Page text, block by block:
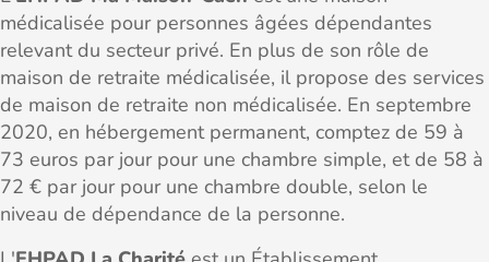
médicalisée pour personnes âgées dépendantes
relevant du secteur privé. En plus de son rôle de
maison de retraite médicalisée, il propose des services
de maison de retraite non médicalisée. En septembre
2020, en hébergement permanent, comptez de 59 à
73 euros par jour pour une chambre simple, et de 58 à
72 € par jour pour une chambre double, selon le
niveau de dépendance de la personne.